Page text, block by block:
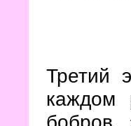
Третий
каждом